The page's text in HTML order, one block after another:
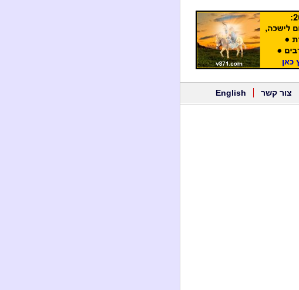
צור קשר English